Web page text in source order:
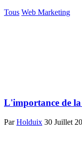
Tous Web Marketing
L'importance de
ParHolduix 30 Juillet